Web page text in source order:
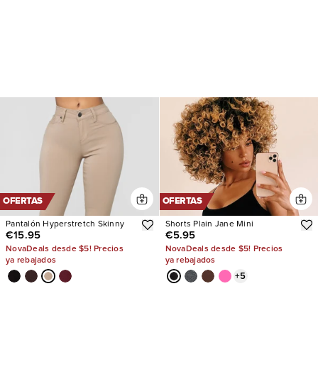
OFERTAS
Pantalón Hyperstretch Skinny
€15.95
NovaDeals desde $5! Precios
ya rebajados
OFERTAS
Shorts Plain Jane Mini
€5.95
NovaDeals desde $5! Precios
ya rebajados
+5